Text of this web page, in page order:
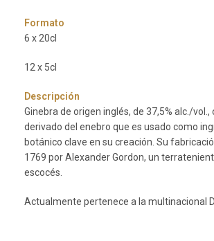
Formato
6 x 20cl
12 x 5cl
Descripción
Ginebra de origen inglés, de 37,5% alc./vol.,
derivado del enebro que es usado como
botánico clave en su creación. Su
1769 por Alexander Gordon, un
escocés.
Actualmente pertenece a la multinacional